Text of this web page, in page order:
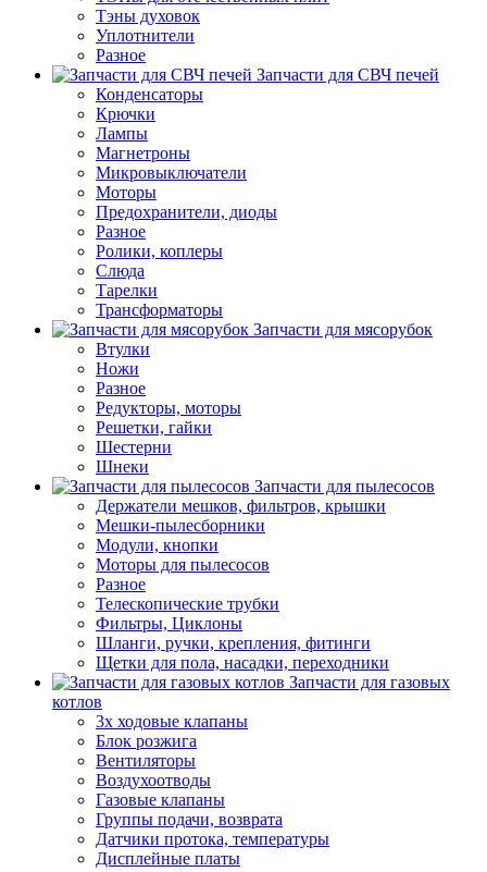
Тэны духовок
Уплотнители
Разное
Запчасти для СВЧ печей
Конденсаторы
Крючки
Лампы
Магнетроны
Микровыключатели
Моторы
Предохранители, диоды
Разное
Ролики, коплеры
Слюда
Тарелки
Трансформаторы
Запчасти для мясорубок
Втулки
Ножи
Разное
Редукторы, моторы
Решетки, гайки
Шестерни
Шнеки
Запчасти для пылесосов
Держатели мешков, фильтров, крышки
Мешки-пылесборники
Модули, кнопки
Моторы для пылесосов
Разное
Телескопические трубки
Фильтры, Циклоны
Шланги, ручки, крепления, фитинги
Щетки для пола, насадки, переходники
Запчасти для газовых
котлов
3х ходовые клапаны
Блок розжига
Вентиляторы
Воздухоотводы
Газовые клапаны
Группы подачи, возврата
Датчики протока, температуры
Дисплейные платы